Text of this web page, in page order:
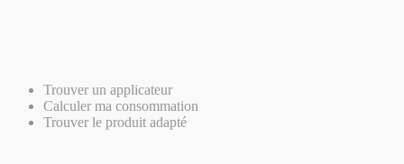
Trouver un applicateur
Calculer ma consommation
Trouver le produit adapté